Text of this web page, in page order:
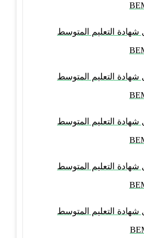
التعليم المتوسط
التعليم المتوسط
التعليم المتوسط
التعليم المتوسط
التعليم المتوسط